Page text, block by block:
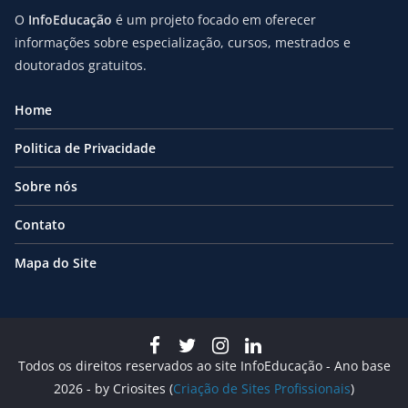
O InfoEducação é um projeto focado em oferecer
informações sobre especialização, cursos, mestrados e
doutorados gratuitos.
Home
Politica de Privacidade
Sobre nós
Contato
Mapa do Site
Todos os direitos reservados ao site InfoEducação - Ano base
2026 - by Criosites (Criação de Sites Profissionais)